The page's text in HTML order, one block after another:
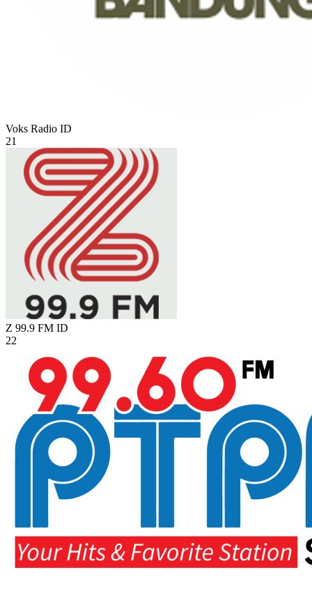
Voks Radio ID
21
Z 99.9 FM ID
22